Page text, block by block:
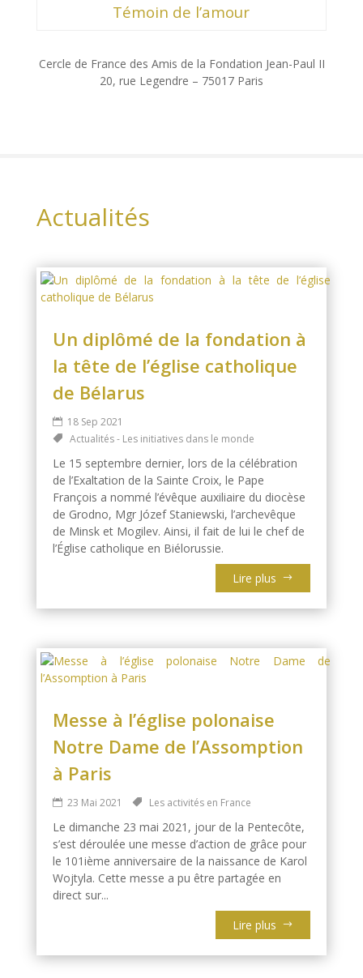
Témoin de l’amour
Cercle de France des Amis de la Fondation Jean-Paul II
20, rue Legendre – 75017 Paris
Actualités
Un diplômé de la fondation à
la tête de l’église catholique
de Bélarus
18 Sep 2021
Actualités - Les initiatives dans le monde
Le 15 septembre dernier, lors de la célébration
de l’Exaltation de la Sainte Croix, le Pape
François a nommé l’évêque auxiliaire du diocèse
de Grodno, Mgr Józef Staniewski, l’archevêque
de Minsk et Mogilev. Ainsi, il fait de lui le chef de
l’Église catholique en Biélorussie.
Lire plus
Messe à l’église polonaise
Notre Dame de l’Assomption
à Paris
23 Mai 2021 Les activités en France
Le dimanche 23 mai 2021, jour de la Pentecôte,
s’est déroulée une messe d’action de grâce pour
le 101ième anniversaire de la naissance de Karol
Wojtyla. Cette messe a pu être partagée en
direct sur...
Lire plus